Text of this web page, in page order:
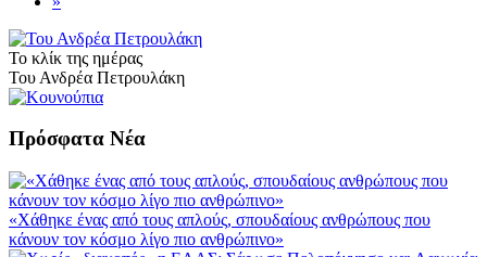
Το κλίκ της ημέρας
Του Ανδρέα Πετρουλάκη
Πρόσφατα Νέα
«Χάθηκε ένας από τους απλούς, σπουδαίους ανθρώπους που
κάνουν τον κόσμο λίγο πιο ανθρώπινο»